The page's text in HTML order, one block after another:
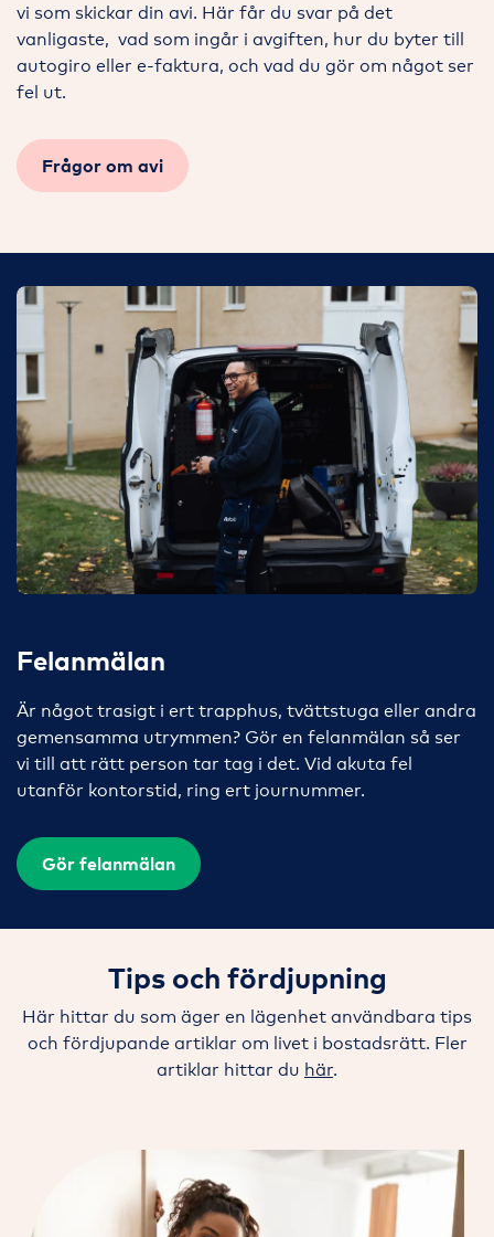
vi som skickar din avi. Här får du svar på det
vanligaste, vad som ingår i avgiften, hur du byter till
autogiro eller e-faktura, och vad du gör om något ser
fel ut.
Frågor om avi
Felanmälan
Är något trasigt i ert trapphus, tvättstuga eller andra
gemensamma utrymmen? Gör en felanmälan så ser
vi till att rätt person tar tag i det. Vid akuta fel
utanför kontorstid, ring ert journummer.
Gör felanmälan
Tips och fördjupning
Här hittar du som äger en lägenhet användbara tips
och fördjupande artiklar om livet i bostadsrätt. Fler
artiklar hittar du här.